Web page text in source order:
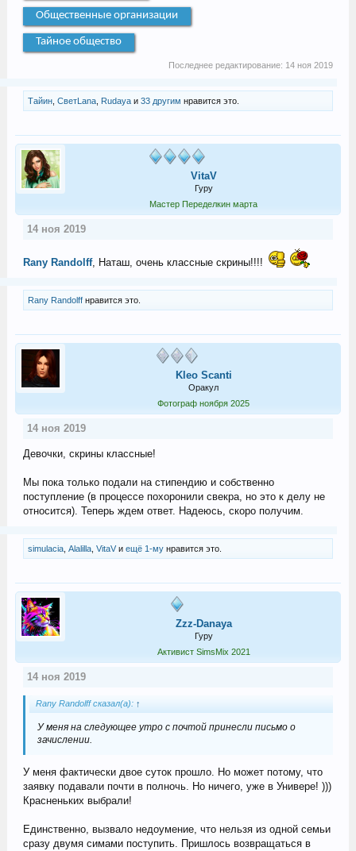
Общественные организации
Тайное общество
Последнее редактирование: 14 ноя 2019
Тайин, СветLana, Rudayaи 33 другим нравится это.
VitaV
Гуру
Мастер Переделкин марта
14 ноя 2019
Rany Randolff, Наташ, очень классные скрины!!!!
Rany Randolffнравится это.
Kleo Scanti
Оракул
Фотограф ноября 2025
14 ноя 2019
Девочки, скрины классные!
Мы пока только подали на стипендию и собственно
поступление (в процессе похоронили свекра, но это к делу не
относится). Теперь ждем ответ. Надеюсь, скоро получим.
simulacia, Alalilla, VitaVи ещё 1-мунравится это.
Zzz-Danaya
Гуру
Активист SimsMix 2021
14 ноя 2019
Rany Randolff сказал(а): ↑
У меня на следующее утро с почтой принесли письмо о
зачислении.
У меня фактически двое суток прошло. Но может потому, что
заявку подавали почти в полночь. Но ничего, уже в Универе! )))
Красненьких выбрали!
Единственно, вызвало недоумение, что нельзя из одной семьи
сразу двумя симами поступить. Пришлось возвращаться в